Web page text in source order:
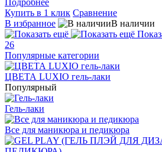
Подробнее
Купить в 1 клик Сравнение
В избранное
В наличии
26
Популярные категории
ЦВЕТА LUXIO гель-лаки
Популярный
Гель-лаки
Все для маникюра и педикюра